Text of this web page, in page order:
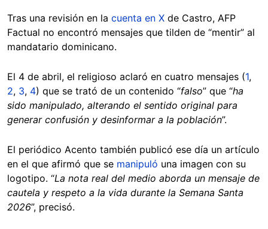
Tras una revisión en la cuenta en X de Castro, AFP
Factual no encontró mensajes que tilden de “mentir” al
mandatario dominicano.
El 4 de abril, el religioso aclaró en cuatro mensajes (1,
2, 3, 4) que se trató de un contenido “falso” que “ha
sido manipulado, alterando el sentido original para
generar confusión y desinformar a la población”.
El periódico Acento también publicó ese día un artículo
en el que afirmó que se manipuló una imagen con su
logotipo. “La nota real del medio aborda un mensaje de
cautela y respeto a la vida durante la Semana Santa
2026”, precisó.